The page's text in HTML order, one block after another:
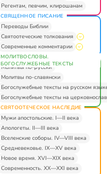
Регентам, певчим, клирошанам
СВЯЩЕННОЕ ПИСАНИЕ
Переводы Библии
Святоотеческие толкования
Современные комментарии
МОЛИТВОСЛОВЫ.
БОГОСЛУЖЕБНЫЕ ТЕКСТЫ
Молитвы по-русски
Молитвы по-славянски
Богослужебные тексты на русском
Богослужебные тексты на
СВЯТООТЕЧЕСКОЕ НАСЛЕДИЕ
Мужи апостольские. I—II века
Апологеты. II—III века
Вселенские соборы. IV—VIII века
Средневековье. IX—XV века
Новое время. XVI—XIX века
Современность. XX—XXI века